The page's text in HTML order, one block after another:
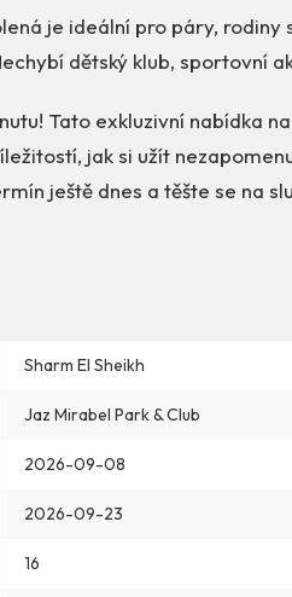
je ideální pro páry,
dětský klub, sportovní
Tato exkluzivní nabídka
jak si užít
ještě dnes a těšte se na
Sharm El Sheikh
Jaz Mirabel Park & Club
2026-09-08
2026-09-23
16